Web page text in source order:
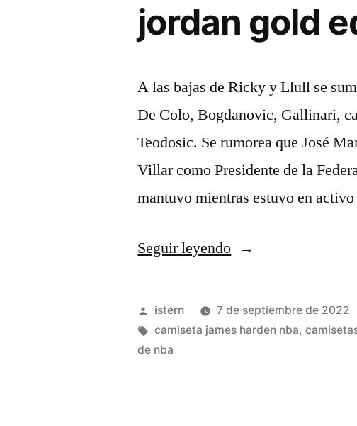
jordan gold
A las bajas de Ricky y Llull se
De Colo, Bogdanovic, Gallinari,
Teodosic. Se rumorea que José
Villar como Presidente de la
mantuvo mientras estuvo en
Seguir leyendo«jordan
edition»
Publicado
por
istern 7 de septiembre de 2022
Etiquetas:
camiseta james harden nba,
de nba